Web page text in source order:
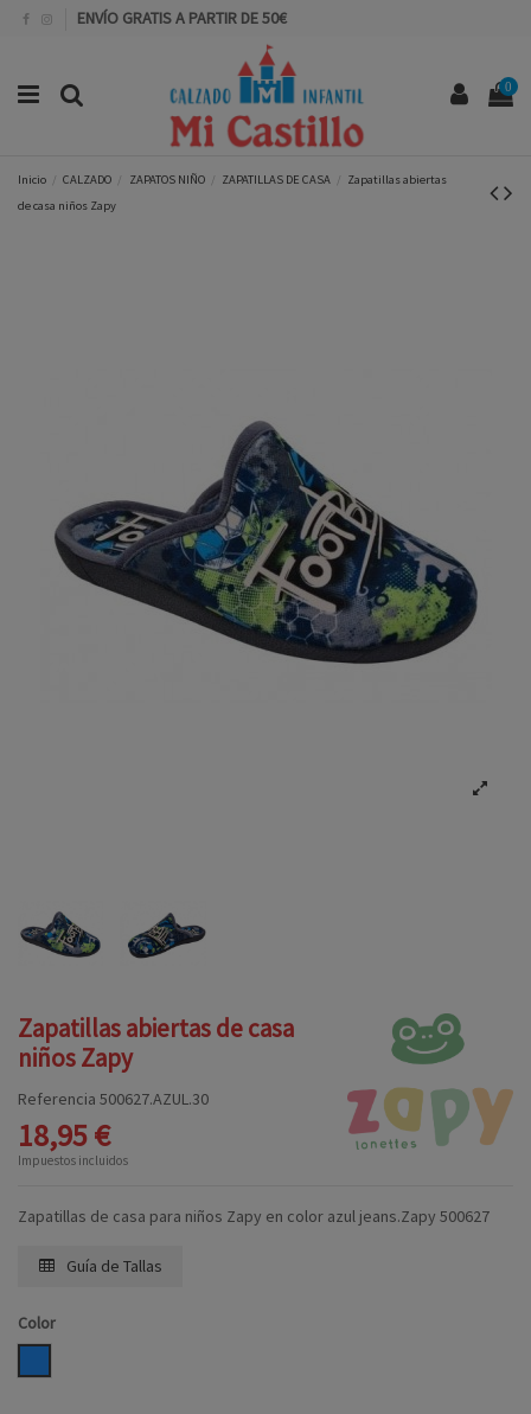
ENVÍO GRATIS A PARTIR DE 50€
0
Inicio CALZADO ZAPATOS NIÑO ZAPATILLAS DE CASA
Zapatillas abiertas
de casa niños Zapy
Zapatillas abiertas de casa
niños Zapy
Referencia 500627.AZUL.30
18,95 €
Impuestos incluidos
Zapatillas de casa para niños Zapy en color azul jeans.Zapy 500627
Guía de Tallas
Color